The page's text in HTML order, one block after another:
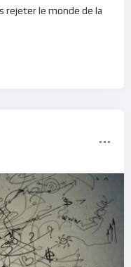
rejeter le monde de la